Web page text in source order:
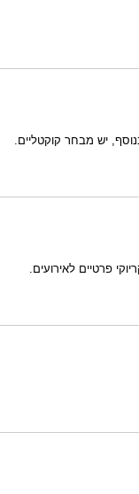
יש מבחר קוקטליים.
פרטיים לאירועים.